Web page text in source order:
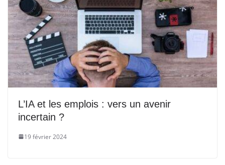
L’IA et les emplois : vers un avenir
incertain ?
19 février 2024